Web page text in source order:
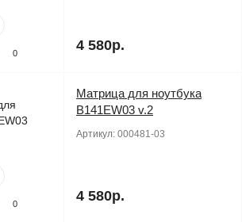
0 4 580р.
0
Матрица для ноутбука
B141EW03 v.2
Артикул: 000481-03
4 580р.